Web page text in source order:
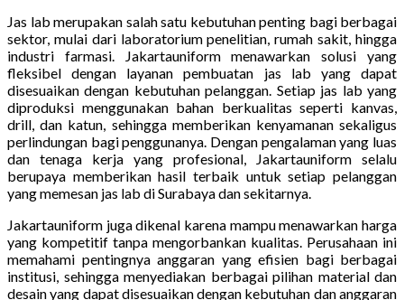
Jas lab merupakan salah satu kebutuhan penting bagi berbagai
sektor, mulai dari laboratorium penelitian, rumah sakit, hingga
industri farmasi. Jakartauniform menawarkan solusi yang
fleksibel dengan layanan pembuatan jas lab yang dapat
disesuaikan dengan kebutuhan pelanggan. Setiap jas lab yang
diproduksi menggunakan bahan berkualitas seperti kanvas,
drill, dan katun, sehingga memberikan kenyamanan sekaligus
perlindungan bagi penggunanya. Dengan pengalaman yang luas
dan tenaga kerja yang profesional, Jakartauniform selalu
berupaya memberikan hasil terbaik untuk setiap pelanggan
yang memesan jas lab di Surabaya dan sekitarnya.
Jakartauniform juga dikenal karena mampu menawarkan harga
yang kompetitif tanpa mengorbankan kualitas. Perusahaan ini
memahami pentingnya anggaran yang efisien bagi berbagai
institusi, sehingga menyediakan berbagai pilihan material dan
desain yang dapat disesuaikan dengan kebutuhan dan anggaran